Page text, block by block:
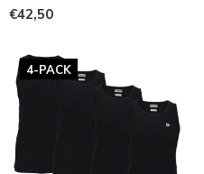
€42,50
4-PACK